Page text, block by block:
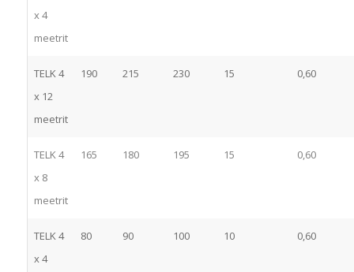
x 4
meetrit
TELK 4
x 12
meetrit
190 215 230 15 0,60
TELK 4
x 8
meetrit
165 180 195 15 0,60
TELK 4
x 4
80 90 100 10 0,60